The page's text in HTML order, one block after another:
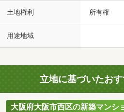
土地権利 所有権
用途地域
立地に基づいたお
大阪府大阪市西区の新築マンシ